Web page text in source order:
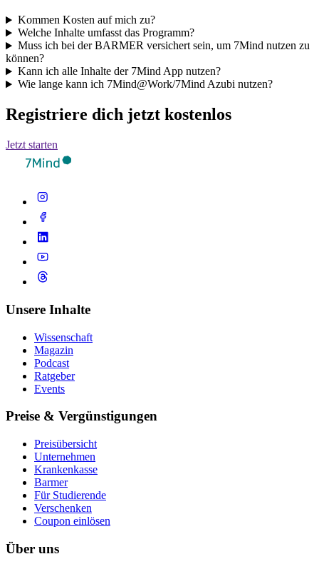
Kommen Kosten auf mich zu?
Welche Inhalte umfasst das Programm?
Muss ich bei der BARMER versichert sein, um 7Mind nutzen zu
können?
Kann ich alle Inhalte der 7Mind App nutzen?
Wie lange kann ich 7Mind@Work/7Mind Azubi nutzen?
Registriere dich jetzt kostenlos
Jetzt starten
Unsere Inhalte
Wissenschaft
Magazin
Podcast
Ratgeber
Events
Preise & Vergünstigungen
Preisübersicht
Unternehmen
Krankenkasse
Barmer
Für Studierende
Ver­schen­ken
Coupon einlösen
Über uns